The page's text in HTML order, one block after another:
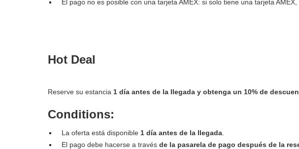
El pago no es posible con una tarjeta AMEX: si solo tiene una tarjeta
Hot Deal
Reserve su estancia 1 día antes de la llegada y obtenga un 10% de
Conditions:
La oferta está disponible 1 día antes de la llegada
El pago debe hacerse a través de la pasarela de pago después de la